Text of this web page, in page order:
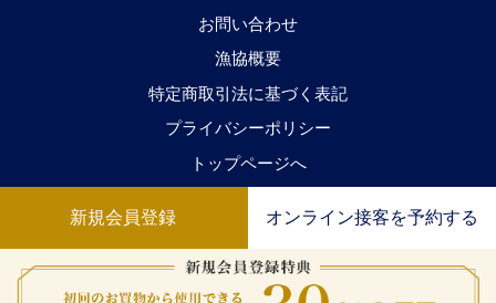
新規会員登録 オンライン接客を予約する
お問い合わせ
漁協概要
特定商取引法に基づく表記
プライバシーポリシー
トップページへ
JFえひめ真珠公式直販サイト えひめ真珠
Cooperative All Rights Reserved.